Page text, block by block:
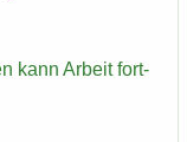
kann Ar­beit fort­